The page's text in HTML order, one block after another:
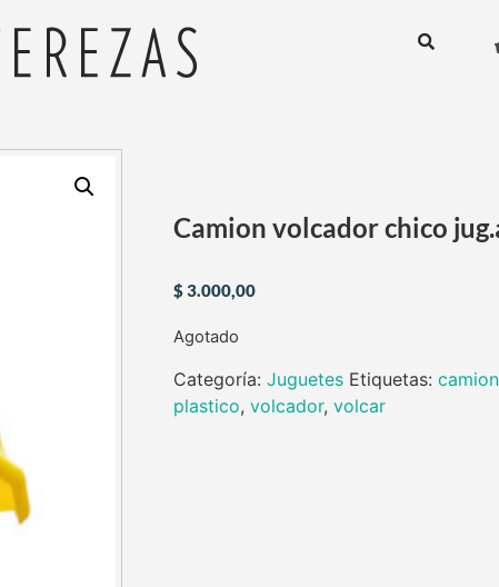
Camion volcador chico
$3.000,00
Agotado
Categoría: Juguetes Etiquetas: camion
plastico, volcador, volcar